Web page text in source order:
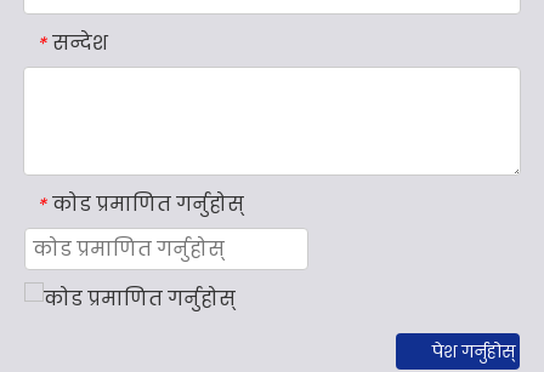
* सन्देश
* कोड प्रमाणित गर्नुहोस्
पेश गर्नुहोस्